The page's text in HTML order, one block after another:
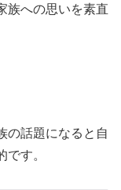
族への思いを素直
の話題になると自
す。